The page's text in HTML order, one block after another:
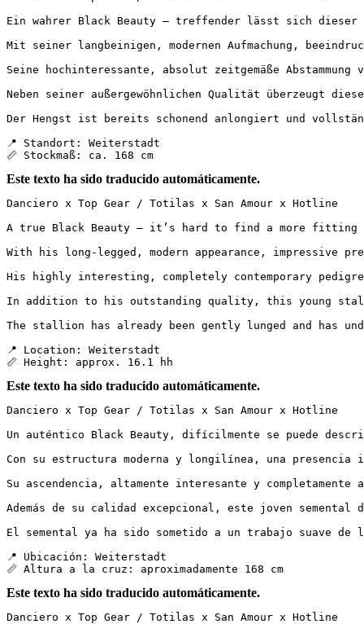
Ein wahrer Black Beauty – treffender lässt sich dieser
Mit seiner langbeinigen, modernen Aufmachung,
Seine hochinteressante, absolut zeitgemäße
Neben seiner außergewöhnlichen Qualität überzeugt
Der Hengst ist bereits schonend anlongiert und
📍 Standort: Weiterstadt
📏 Stockmaß: ca. 168 cm
Este texto ha sido traducido automáticamente.
Danciero x Top Gear / Totilas x San Amour x Hotline
A true Black Beauty – it’s hard to find a more
With his long-legged, modern appearance, impressive
His highly interesting, completely contemporary
In addition to his outstanding quality, this young
The stallion has already been gently lunged and has
📍 Location: Weiterstadt
📏 Height: approx. 16.1 hh
Este texto ha sido traducido automáticamente.
Danciero x Top Gear / Totilas x San Amour x Hotline
Un auténtico Black Beauty, difícilmente se puede
Con su estructura moderna y longilínea, una
Su ascendencia, altamente interesante y
Además de su calidad excepcional, este joven
El semental ya ha sido sometido a un trabajo suave
📍 Ubicación: Weiterstadt
📏 Altura a la cruz: aproximadamente 168 cm
Este texto ha sido traducido automáticamente.
Danciero x Top Gear / Totilas x San Amour x Hotline